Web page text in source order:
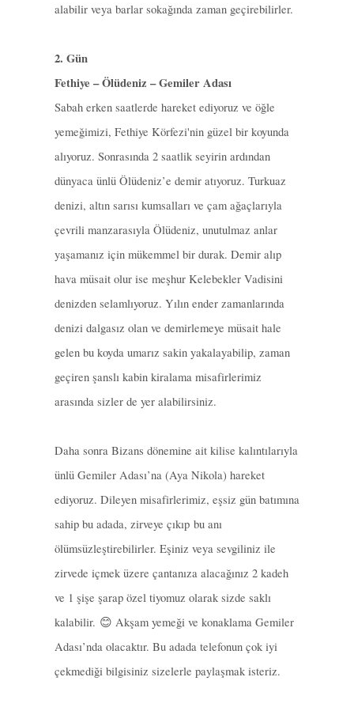
alabilir veya barlar sokağında zaman geçirebilirler.
2. Gün
Fethiye – Ölüdeniz – Gemiler Adası
Sabah erken saatlerde hareket ediyoruz ve öğle
yemeğimizi, Fethiye Körfezi'nin güzel bir koyunda
alıyoruz. Sonrasında 2 saatlik seyirin ardından
dünyaca ünlü Ölüdeniz’e demir atıyoruz. Turkuaz
denizi, altın sarısı kumsalları ve çam ağaçlarıyla
çevrili manzarasıyla Ölüdeniz, unutulmaz anlar
yaşamanız için mükemmel bir durak. Demir alıp
hava müsait olur ise meşhur Kelebekler Vadisini
denizden selamlıyoruz. Yılın ender zamanlarında
denizi dalgasız olan ve demirlemeye müsait hale
gelen bu koyda umarız sakin yakalayabilip, zaman
geçiren şanslı kabin kiralama misafirlerimiz
arasında sizler de yer alabilirsiniz.
Daha sonra Bizans dönemine ait kilise kalıntılarıyla
ünlü Gemiler Adası’na (Aya Nikola) hareket
ediyoruz. Dileyen misafirlerimiz, eşsiz gün batımına
sahip bu adada, zirveye çıkıp bu anı
ölümsüzleştirebilirler. Eşiniz veya sevgiliniz ile
zirvede içmek üzere çantanıza alacağınız 2 kadeh
ve 1 şişe şarap özel tiyomuz olarak sizde saklı
kalabilir. 😊 Akşam yemeği ve konaklama Gemiler
Adası’nda olacaktır. Bu adada telefonun çok iyi
çekmediği bilgisiniz sizelerle paylaşmak isteriz.